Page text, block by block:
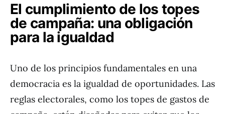
El cumplimiento de los topes
de campaña: una obligación
para la igualdad
Uno de los principios fundamentales en una
democracia es la igualdad de oportunidades. Las
reglas electorales, como los topes de gastos de